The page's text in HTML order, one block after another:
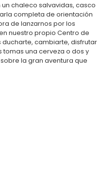
chaleco salvavidas, casco
completa de orientación
de lanzarnos por los
nuestro propio Centro de
cambiarte, disfrutar
tomas una cerveza o dos y
la gran aventura que